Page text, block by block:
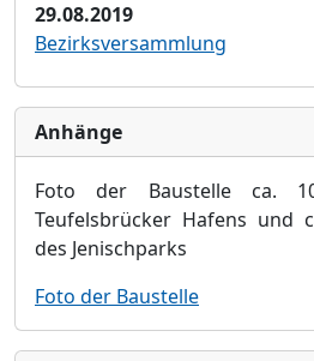
29.08.2019
Bezirksversammlung
Anhänge
Foto der Baustelle ca.
Teufelsbrücker Hafens und
des Jenischparks
Foto der Baustelle